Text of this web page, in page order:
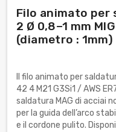
Filo animato per
2 Ø 0,8–1 mm
(diametro : 1mm)
Il filo animato per
42 4 M21 G3Si1 / AWS
saldatura MAG di acciai
per la guida dell’arco
e il cordone pulito.